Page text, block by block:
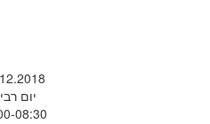
יום
08:30